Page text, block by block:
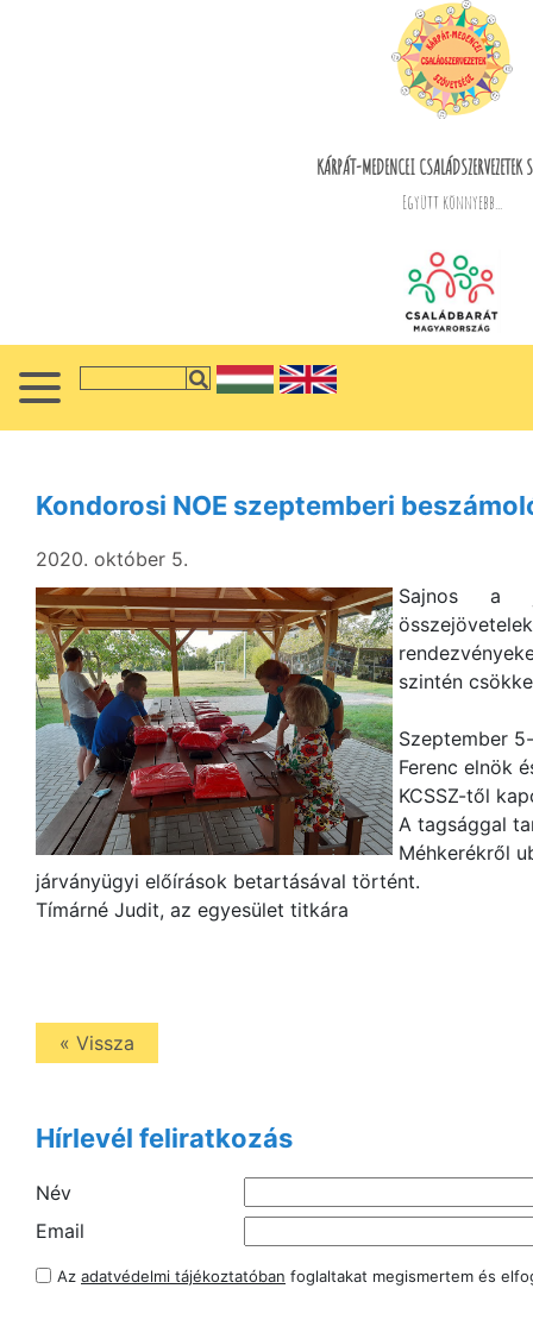
KÁRPÁT-MEDENCEI CSALÁDSZERVEZETEK
Együtt könnyebb...
Kondorosi NOE szeptemberi
2020. október 5.
Sajnos a
szintén
Szeptember
Ferenc elnök
KCSSZ-től
A tagsággal
Méhkerékről
járványügyi előírások betartásával történt.
Tímárné Judit, az egyesület titkára
« Vissza
Hírlevél feliratkozás
Név
Email
Az adatvédelmi tájékoztatóban foglaltakat megismertem és